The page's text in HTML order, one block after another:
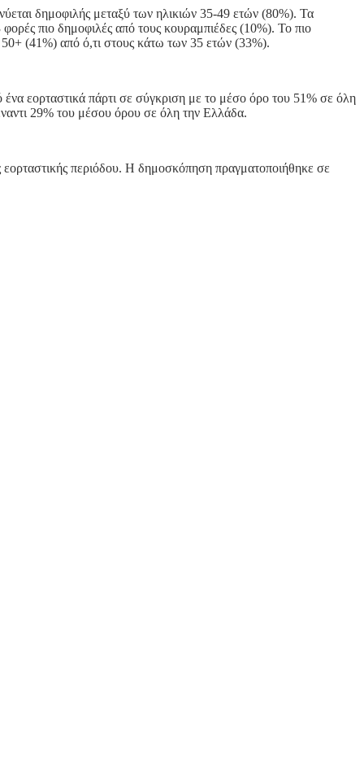
δημοφιλής μεταξύ των ηλικιών 35-49 ετών (80%). Τα
φορές πιο δημοφιλές από τους κουραμπιέδες (10%). Το πιο
50+ (41%) από ό,τι στους κάτω των 35 ετών (33%).
εορταστικά πάρτι σε σύγκριση με το μέσο όρο του 51% σε όλη
29% του μέσου όρου σε όλη την Ελλάδα.
εορταστικής περιόδου. Η δημοσκόπηση πραγματοποιήθηκε σε